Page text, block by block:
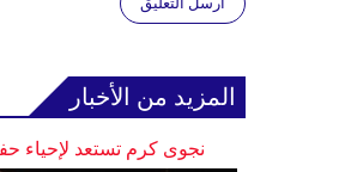
المزيد من الأخبار
نجوى كرم تستعد لإحياء حفل